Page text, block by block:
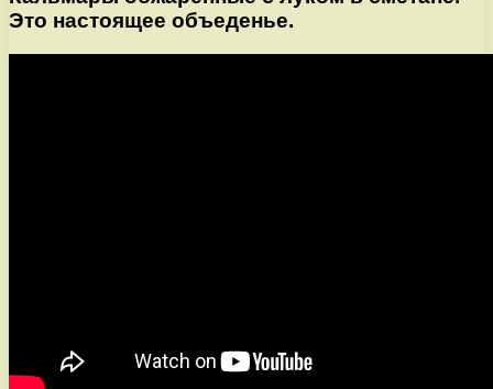
Это настоящее объеденье.